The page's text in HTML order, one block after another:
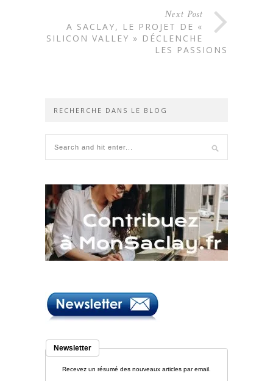
Next Post
A SACLAY, LE PROJET DE «
SILICON VALLEY » DÉCLENCHE
LES PASSIONS
RECHERCHE DANS LE BLOG
Newsletter
Recevez un résumé des nouveaux articles par email.